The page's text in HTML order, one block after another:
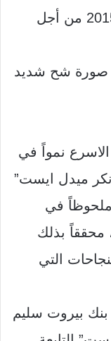
من أجل
صورة شح شديد
نمواً في
ميدل ايست”
ملحوظاً في
محققاً بذلك
التي
بيروت سليم